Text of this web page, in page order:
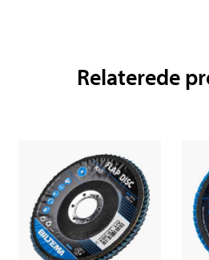
Relaterede